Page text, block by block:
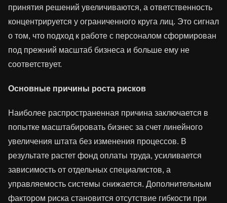
принятия решений увеличиваются, а ответственность
концентрируется у ограниченного круга лиц. Это сигнал
о том, что подход к работе с персоналом сформирован
под прежний масштаб бизнеса и больше ему не
соответствует.
Основные причины роста рисков
Наиболее распространенная причина заключается в
попытке масштабировать бизнес за счет линейного
увеличения штата без изменения процессов. В
результате растет фонд оплаты труда, усиливается
зависимость от отдельных специалистов, а
управляемость системы снижается. Дополнительным
фактором риска становится отсутствие гибкости при